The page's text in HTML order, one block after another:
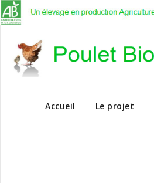
Accueil Le projet